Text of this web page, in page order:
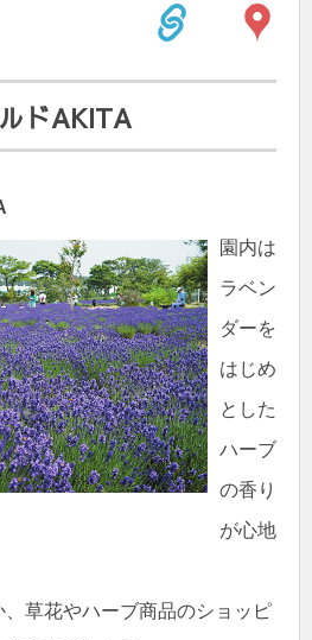
ドAKITA
園内は
ラベン
ダーを
はじめ
とした
ハーブ
の香り
が心地
草花やハーブ商品のショッピ